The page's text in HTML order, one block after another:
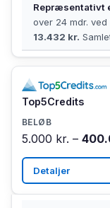
Repræsentativt
over 24 mdr.
13.432 kr.
Top5Credits
5.000 kr. –
Detaljer